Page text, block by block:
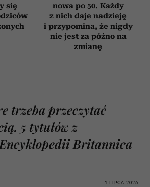
się
nowa po 50. Każdy
z nich daje nadzieję
i przypomina, że nigdy
nie jest za późno na
zmianę
trzeba przeczytać
5 tytułów z
Britannica
1 LIPCA 2026